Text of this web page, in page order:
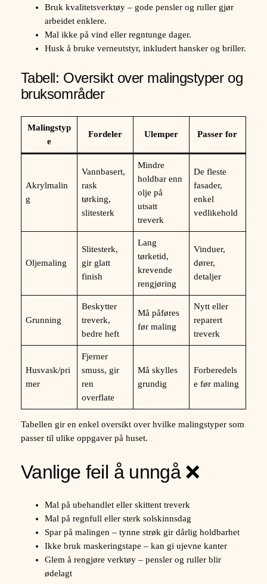
Bruk kvalitetsverktøy – gode pensler og ruller gjør
arbeidet enklere.
Mal ikke på vind eller regntunge dager.
Husk å bruke verneutstyr, inkludert hansker og briller.
Tabell: Oversikt over malingstyper og
bruksområder
Malingstyp
e
Fordeler Ulemper Passer for
Akrylmalin
g
Vannbasert,
rask
tørking,
slitesterk
Mindre
holdbar enn
olje på
utsatt
treverk
De fleste
fasader,
enkel
vedlikehold
Oljemaling
Slitesterk,
gir glatt
finish
Lang
tørketid,
krevende
rengjøring
Vinduer,
dører,
detaljer
Grunning
Beskytter
treverk,
bedre heft
Må påføres
før maling
Nytt eller
reparert
treverk
Husvask/pri
mer
Fjerner
smuss, gir
ren
overflate
Må skylles
grundig
Forberedels
e før maling
Tabellen gir en enkel oversikt over hvilke malingstyper som
passer til ulike oppgaver på huset.
Vanlige feil å unngå ❌
Mal på ubehandlet eller skittent treverk
Mal på regnfull eller sterk solskinnsdag
Spar på malingen – tynne strøk gir dårlig holdbarhet
Ikke bruk maskeringstape – kan gi ujevne kanter
Glem å rengjøre verktøy – pensler og ruller blir
ødelagt